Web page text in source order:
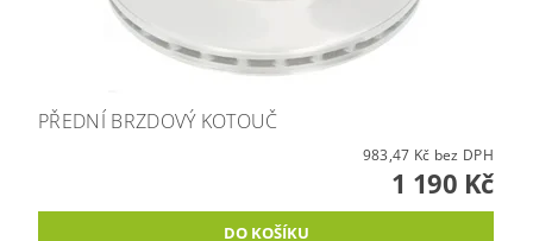
PŘEDNÍ BRZDOVÝ KOTOUČ
983,47 Kč bez DPH
1 190 Kč